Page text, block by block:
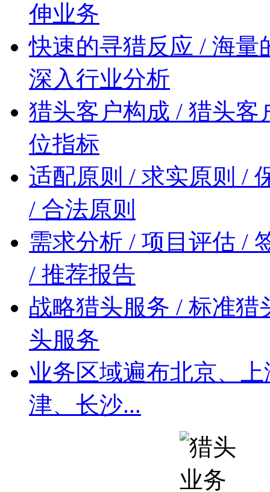
伸业务
快速的寻猎反应 / 海量
深入行业分析
猎头客户构成 / 猎头客
位指标
适配原则 / 求实原则 /
/ 合法原则
需求分析 / 项目评估 /
/ 推荐报告
战略猎头服务 / 标准猎
头服务
业务区域遍布北京、
津、长沙...